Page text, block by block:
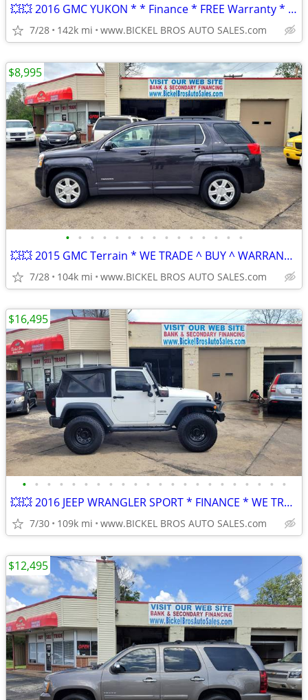
💥💥 2016 GMC YUKON * * Finance * FREE Warranty * Trade *
7/28 142k mi www.BICKEL BROS AUTO SALES.com
• • • • • • • • • • • • • • •
💥💥 2015 GMC Terrain * WE TRADE ^ BUY ^ WARRANTY ^ FINANCING 💥💥
7/28 104k mi www.BICKEL BROS AUTO SALES.com
$8,995
• • • • • • • • • • • • • • • • • • • • • •
💥💥 2016 JEEP WRANGLER SPORT * FINANCE * WE TRADE & BUY * WARRANTY *
7/30 109k mi www.BICKEL BROS AUTO SALES.com
$16,495
$12,495